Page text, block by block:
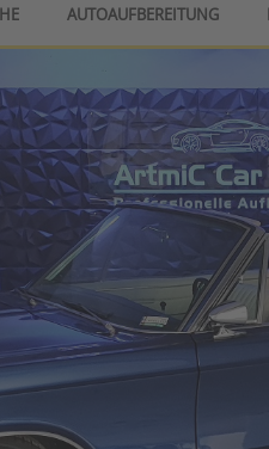
AUTOAUFBEREITUNG